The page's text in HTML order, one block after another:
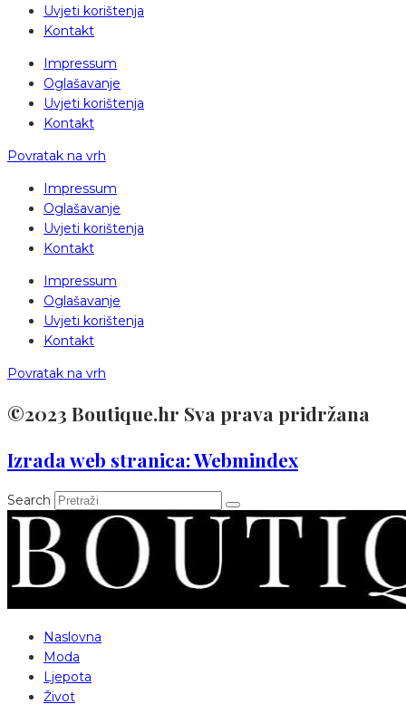
Uvjeti korištenja
Kontakt
Impressum
Oglašavanje
Uvjeti korištenja
Kontakt
Povratak na vrh
Impressum
Oglašavanje
Uvjeti korištenja
Kontakt
Impressum
Oglašavanje
Uvjeti korištenja
Kontakt
Povratak na vrh
©2023 Boutique.hr Sva prava pridržana
Izrada web stranica: Webmindex
Search
Naslovna
Moda
Ljepota
Život